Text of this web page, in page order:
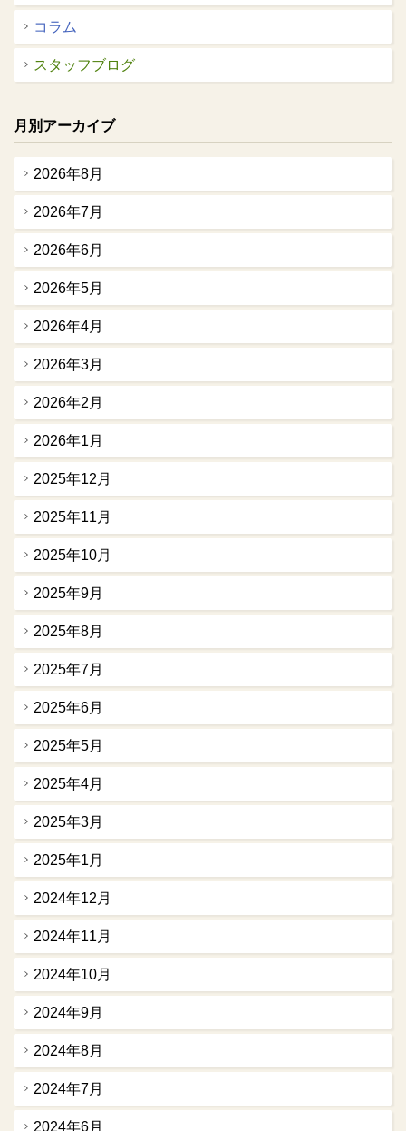
コラム
スタッフブログ
月別アーカイブ
2026年8月
2026年7月
2026年6月
2026年5月
2026年4月
2026年3月
2026年2月
2026年1月
2025年12月
2025年11月
2025年10月
2025年9月
2025年8月
2025年7月
2025年6月
2025年5月
2025年4月
2025年3月
2025年1月
2024年12月
2024年11月
2024年10月
2024年9月
2024年8月
2024年7月
2024年6月